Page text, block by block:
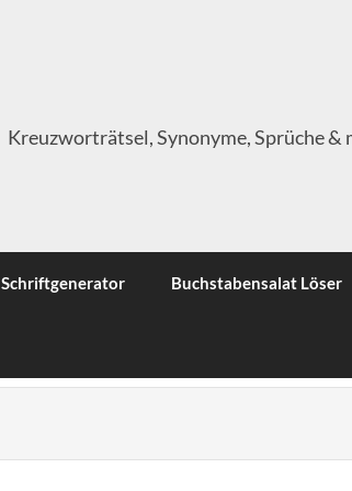
Kreuzworträtsel, Synonyme, Sprüche &
Schriftgenerator Buchstabensalat Löser